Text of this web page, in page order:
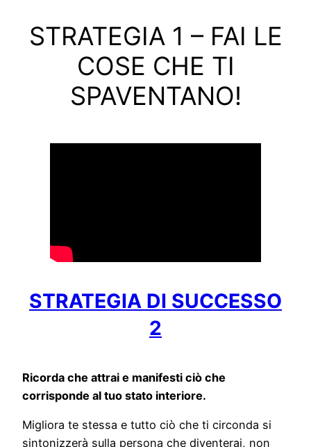
STRATEGIA 1 – FAI LE
COSE CHE TI
SPAVENTANO!
STRATEGIA DI SUCCESSO
2
Ricorda che attrai e manifesti ciò che
corrisponde al tuo stato interiore.
Migliora te stessa e tutto ciò che ti circonda si
sintonizzerà sulla persona che diventerai, non